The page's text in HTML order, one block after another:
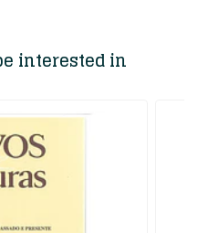
interested in